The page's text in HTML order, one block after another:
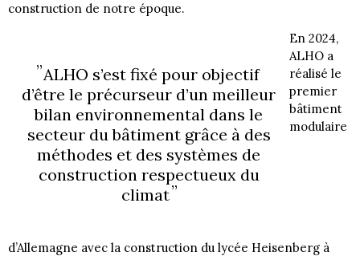
construction de notre époque.
ALHO s’est fixé pour objectif
d’être le précurseur d’un meilleur
bilan environnemental dans le
secteur du bâtiment grâce à des
méthodes et des systèmes de
construction respectueux du
climat
En 2024,
ALHO a
réalisé le
premier
bâtiment
modulaire
d’Allemagne avec la construction du lycée Heisenberg à